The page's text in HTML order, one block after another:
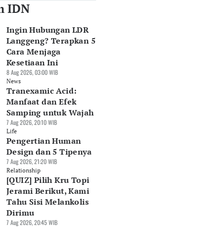
IDN
Ingin Hubungan LDR
Langgeng? Terapkan 5
Cara Menjaga
Kesetiaan Ini
8 Aug 2026, 03:00 WIB
News
Tranexamic Acid:
Manfaat dan Efek
Samping untuk Wajah
7 Aug 2026, 20:10 WIB
Life
Pengertian Human
Design dan 5 Tipenya
7 Aug 2026, 21:20 WIB
Relationship
[QUIZ] Pilih Kru Topi
Jerami Berikut, Kami
Tahu Sisi Melankolis
Dirimu
7 Aug 2026, 20:45 WIB